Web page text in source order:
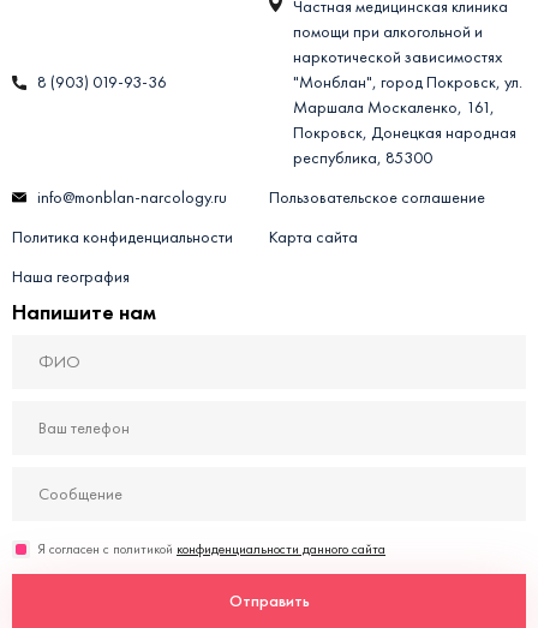
8 (903) 019-93-36
Частная медицинская клиника
помощи при алкогольной и
наркотической зависимостях
"Монблан", город Покровск, ул.
Маршала Москаленко, 161,
Покровск, Донецкая народная
республика, 85300
info@monblan-narcology.ru
Пользовательское соглашение
Политика конфиденциальности
Карта сайта
Наша география
Напишите нам
Отправить
Я согласен с политикой конфиденциальности данного сайта